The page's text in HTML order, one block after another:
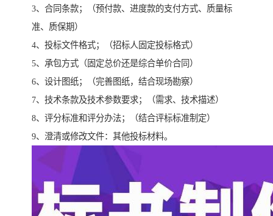
3、合同条款；（预付款、进度款的支付方式、质量标
准、质保期）
4、投标文件格式；（招标人固定投标格式）
5、承包方式（固定总价还是综合单价合同）
6、设计图纸；（完善图纸，结合现场勘察）
7、技术条款及技术参数要求；（需求、技术描述）
8、评分标准和评分办法；（结合评标标准制定）
9、澄清或修改文件：其他投标材料。